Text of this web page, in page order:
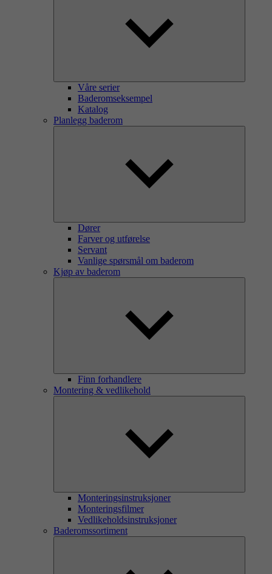
Våre serier
Baderomseksempel
Katalog
Planlegg baderom
Dører
Farver og utførelse
Servant
Vanlige spørsmål om baderom
Kjøp av baderom
Finn forhandlere
Montering & vedlikehold
Monteringsinstruksjoner
Monteringsfilmer
Vedlikeholdsinstruksjoner
Baderomssortiment